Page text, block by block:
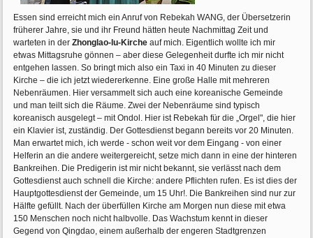
Essen sind erreicht mich ein Anruf von Rebekah WANG, der Übersetzerin
früherer Jahre, sie und ihr Freund hätten heute Nachmittag Zeit und
warteten in derZhonglao-lu-Kirche auf mich. Eigentlich wollte ich mir
etwas Mittagsruhe gönnen – aber diese Gelegenheit durfte ich mir nicht
entgehen lassen. So bringt mich also ein Taxi in 40 Minuten zu dieser
Kirche – die ich jetzt wiedererkenne. Eine große Halle mit mehreren
Nebenräumen. Hier versammelt sich auch eine koreanische Gemeinde
und man teilt sich die Räume. Zwei der Nebenräume sind typisch
koreanisch ausgelegt – mit Ondol. Hier ist Rebekah für die „Orgel", die hier
ein Klavier ist, zuständig. Der Gottesdienst begann bereits vor 20 Minuten.
Man erwartet mich, ich werde - schon weit vor dem Eingang - von einer
Helferin an die andere weitergereicht, setze mich dann in eine der hinteren
Bankreihen. Die Predigerin ist mir nicht bekannt, sie verlässt nach dem
Gottesdienst auch schnell die Kirche: andere Pflichten rufen. Es ist dies der
Hauptgottesdienst der Gemeinde, um 15 Uhr!. Die Bankreihen sind nur zur
Hälfte gefüllt. Nach der überfüllen Kirche am Morgen nun diese mit etwa
150 Menschen noch nicht halbvolle. Das Wachstum kennt in dieser
Gegend von Qingdao, einem außerhalb der engeren Stadtgrenzen